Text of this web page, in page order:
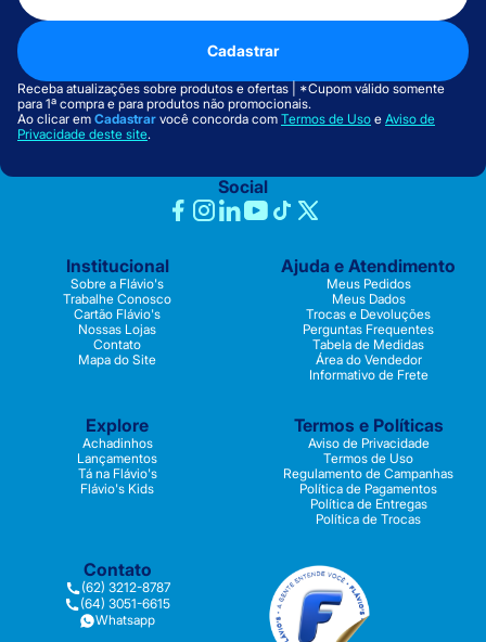
Cadastrar
Receba atualizações sobre produtos e ofertas | *Cupom válido somente
para 1ª compra e para produtos não promocionais.
Ao clicar em Cadastrar você concorda com Termos de Uso e Aviso de
Privacidade deste site.
Social
Institucional
Sobre a Flávio's
Trabalhe Conosco
Cartão Flávio's
Nossas Lojas
Contato
Mapa do Site
Ajuda e Atendimento
Meus Pedidos
Meus Dados
Trocas e Devoluções
Perguntas Frequentes
Tabela de Medidas
Área do Vendedor
Informativo de Frete
Explore
Achadinhos
Lançamentos
Tá na Flávio's
Flávio's Kids
Termos e Políticas
Aviso de Privacidade
Termos de Uso
Regulamento de Campanhas
Política de Pagamentos
Política de Entregas
Política de Trocas
Contato
(62) 3212-8787
(64) 3051-6615
Whatsapp